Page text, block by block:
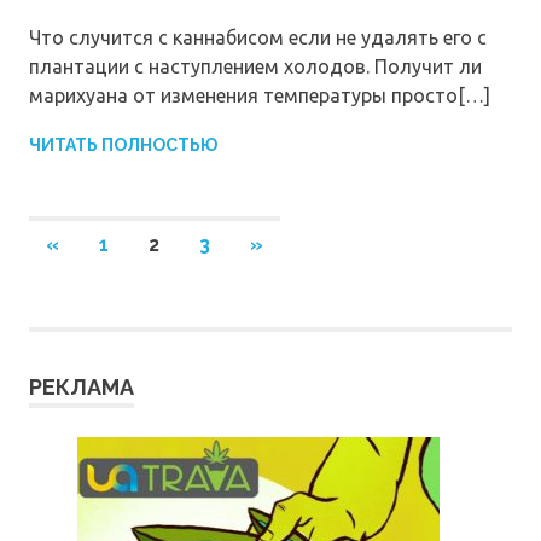
Что случится с каннабисом если не удалять его с
плантации с наступлением холодов. Получит ли
марихуана от изменения температуры просто[…]
ЧИТАТЬ ПОЛНОСТЬЮ
Пагинация
« ПРЕДЫДУЩИЕ
1 2 3
СЛЕДУЮЩИЕ
»
РЕКЛАМА